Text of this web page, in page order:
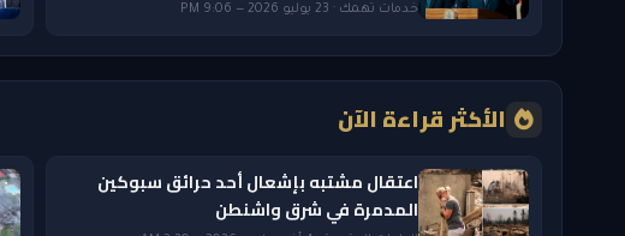
خدمات تهمك · 23 يوليو 2026 — 9:06 PM
الأكثر قراءة الآن
اعتقال مشتبه بإشعال أحد حرائق سبوكين
المدمرة في شرق واشنطن